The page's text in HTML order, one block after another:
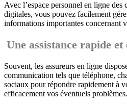
Avec l’espace personnel en ligne des
digitales, vous pouvez facilement
informations importantes concernant
Une assistance rapide et
Souvent, les assureurs en ligne
communication tels que téléphone,
sociaux pour répondre rapidement à
efficacement vos éventuels problèmes.